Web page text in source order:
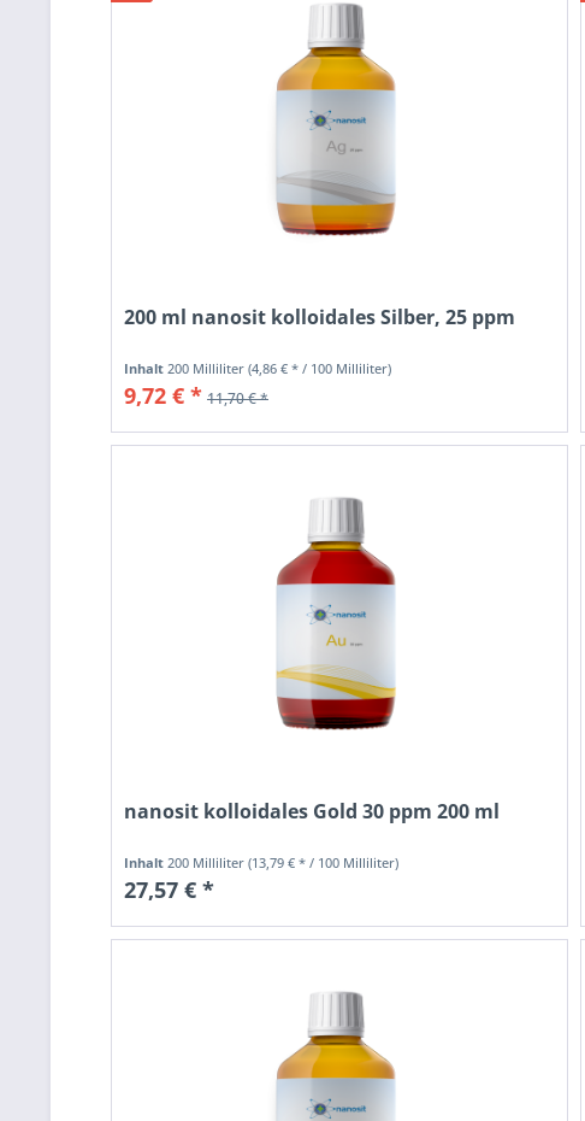
200 ml nanosit kolloidales Silber, 25 ppm
Inhalt 200 Milliliter (4,86 € * / 100 Milliliter)
9,72 € * 11,70 € *
nanosit kolloidales Gold 30 ppm 200 ml
Inhalt 200 Milliliter (13,79 € * / 100 Milliliter)
27,57 € *